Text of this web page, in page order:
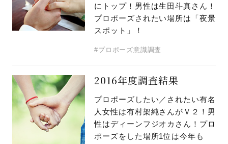
にトップ！男性は生田斗真さん！
プロポーズされたい場所は「夜景
スポット」！
#プロポーズ意識調査
2016年度調査結果
プロポーズしたい／されたい有名
人女性は有村架純さんがＶ２！男
性はディーンフジオカさん！プロ
ポーズをした場所1位は今年も